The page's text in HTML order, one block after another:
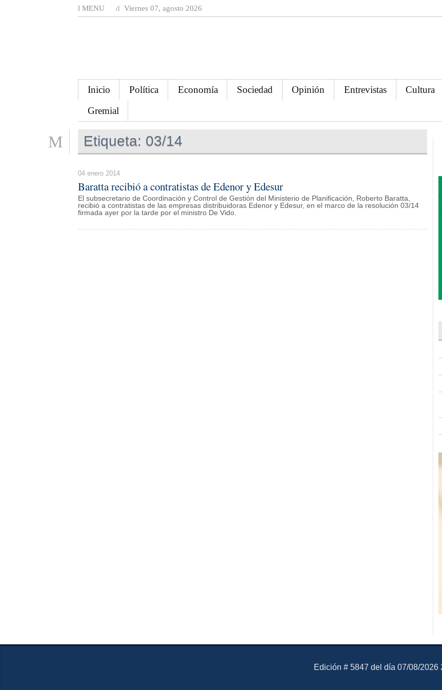
MENU Viernes 07, agosto 2026
Inicio Política Economía Sociedad Opinión Entrevistas Cultura
Gremial
Etiqueta: 03/14
04 enero 2014
Baratta recibió a contratistas de Edenor y Edesur
El subsecretario de Coordinación y Control de Gestión del Ministerio de Planificación, Roberto Baratta,
recibió a contratistas de las empresas distribuidoras Edenor y Edesur, en el marco de la resolución 03/14
firmada ayer por la tarde por el ministro De Vido.
El Mensajero Diario
Edición # 5847 del día 07/08/2026